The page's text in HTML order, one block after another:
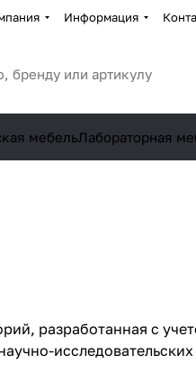
Информация
мебельЛабораторная
разработанная с